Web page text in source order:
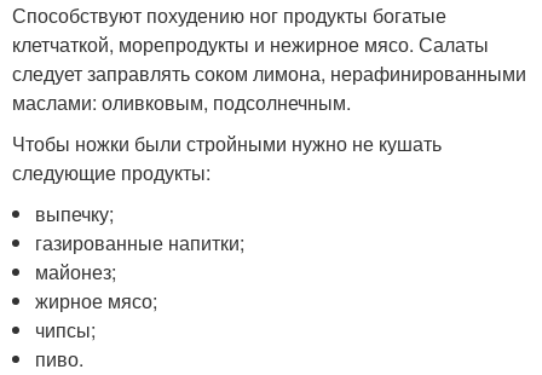
Способствуют похудению ног продукты богатые
клетчаткой, морепродукты и нежирное мясо. Салаты
следует заправлять соком лимона, нерафинированными
маслами: оливковым, подсолнечным.
Чтобы ножки были стройными нужно не кушать
следующие продукты:
выпечку;
газированные напитки;
майонез;
жирное мясо;
чипсы;
пиво.